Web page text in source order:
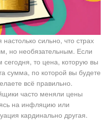
сильно, что страх
но необязательным. Если
то цена, которую вы
сумма, по которой вы будете
всё правильно.
часто меняли цены
на инфляцию или
кардинально другая.